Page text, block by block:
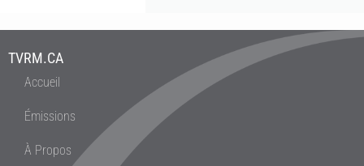
TVRM.CA
Accueil
Émissions
À Propos